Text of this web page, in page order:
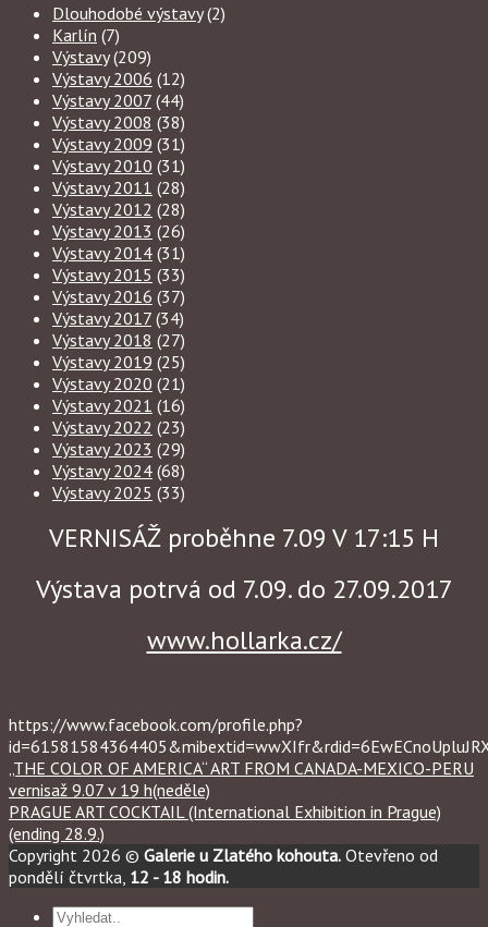
Dlouhodobé výstavy(2)
Karlín (7)
Výstavy(209)
Výstavy 2006 (12)
Výstavy 2007 (44)
Výstavy 2008 (38)
Výstavy 2009 (31)
Výstavy 2010 (31)
Výstavy 2011 (28)
Výstavy 2012 (28)
Výstavy 2013 (26)
Výstavy 2014 (31)
Výstavy 2015 (33)
Výstavy 2016 (37)
Výstavy 2017 (34)
Výstavy 2018 (27)
Výstavy 2019 (25)
Výstavy 2020 (21)
Výstavy 2021 (16)
Výstavy 2022 (23)
Výstavy 2023 (29)
Výstavy 2024 (68)
Výstavy 2025 (33)
VERNISÁŽ proběhne 7.09 V 17:15 H
Výstava potrvá od 7.09. do 27.09.2017
www.hollarka.cz/
https://www.facebook.com/profile.php?
„THE COLOR OF AMERICA“ ART FROM CANADA-MEXICO-PERU
vernisaž 9.07 v 19 h(neděle)
PRAGUE ART COCKTAIL (International Exhibition in Prague)
(ending 28.9.)
Copyright 2026 © Galerie u Zlatého kohouta. Otevřeno od
pondělí čtvrtka, 12 - 18 hodin.
Hledat: